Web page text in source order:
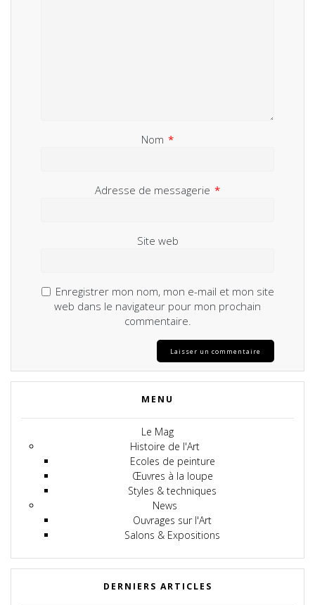
Nom *
Adresse de messagerie *
Site web
Enregistrer mon nom, mon e-mail et mon site
web dans le navigateur pour mon prochain
commentaire.
MENU
Le Mag
Histoire de l'Art
Ecoles de peinture
Œuvres à la loupe
Styles & techniques
News
Ouvrages sur l'Art
Salons & Expositions
DERNIERS ARTICLES